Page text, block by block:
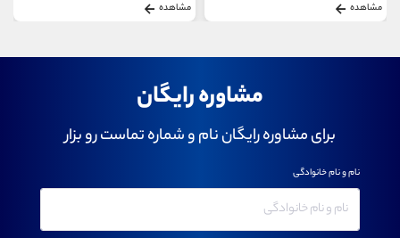
مشاهده مشاهده
مشاوره رایگان
برای مشاوره رایگان نام و شماره تماست رو بزار
نام و نام خانوادگی